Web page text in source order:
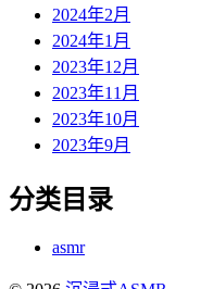
2024年2月
2024年1月
2023年12月
2023年11月
2023年10月
2023年9月
分类目录
asmr